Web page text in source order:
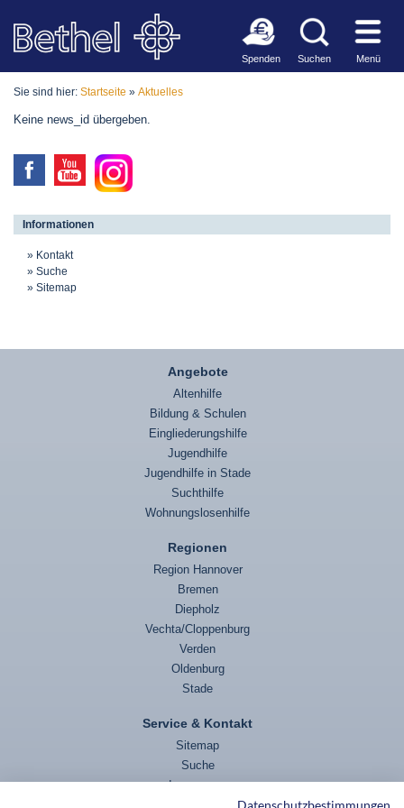
Spenden Suchen Menü
Sie sind hier: Startseite » Aktuelles
Keine news_id übergeben.
Informationen
Kontakt
Suche
Sitemap
Angebote
Altenhilfe
Bildung & Schulen
Eingliederungshilfe
Jugendhilfe
Jugendhilfe in Stade
Suchthilfe
Wohnungslosenhilfe
Regionen
Region Hannover
Bremen
Diepholz
Vechta/Cloppenburg
Verden
Oldenburg
Stade
Service & Kontakt
Sitemap
Suche
Impressum
Datenschutzbestimmungen